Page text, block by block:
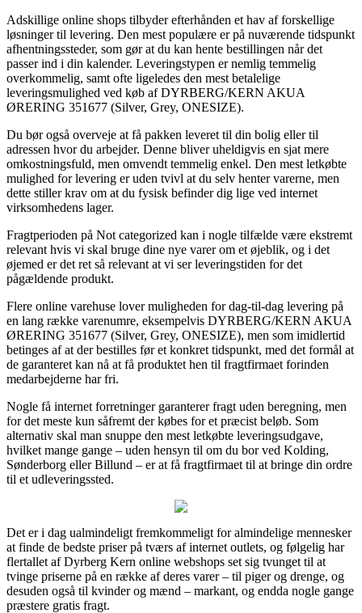
Adskillige online shops tilbyder efterhånden et hav af forskellige
løsninger til levering. Den mest populære er på nuværende tidspunkt
afhentningssteder, som gør at du kan hente bestillingen når det
passer ind i din kalender. Leveringstypen er nemlig temmelig
overkommelig, samt ofte ligeledes den mest betalelige
leveringsmulighed ved køb af DYRBERG/KERN AKUA
ØRERING 351677 (Silver, Grey, ONESIZE).
Du bør også overveje at få pakken leveret til din bolig eller til
adressen hvor du arbejder. Denne bliver uheldigvis en sjat mere
omkostningsfuld, men omvendt temmelig enkel. Den mest letkøbte
mulighed for levering er uden tvivl at du selv henter varerne, men
dette stiller krav om at du fysisk befinder dig lige ved internet
virksomhedens lager.
Fragtperioden på Not categorized kan i nogle tilfælde være ekstremt
relevant hvis vi skal bruge dine nye varer om et øjeblik, og i det
øjemed er det ret så relevant at vi ser leveringstiden for det
pågældende produkt.
Flere online varehuse lover muligheden for dag-til-dag levering på
en lang række varenumre, eksempelvis DYRBERG/KERN AKUA
ØRERING 351677 (Silver, Grey, ONESIZE), men som imidlertid
betinges af at der bestilles før et konkret tidspunkt, med det formål at
de garanteret kan nå at få produktet hen til fragtfirmaet forinden
medarbejderne har fri.
Nogle få internet forretninger garanterer fragt uden beregning, men
for det meste kun såfremt der købes for et præcist beløb. Som
alternativ skal man snuppe den mest letkøbte leveringsudgave,
hvilket mange gange – uden hensyn til om du bor ved Kolding,
Sønderborg eller Billund – er at få fragtfirmaet til at bringe din ordre
til et udleveringssted.
Det er i dag ualmindeligt fremkommeligt for almindelige mennesker
at finde de bedste priser på tværs af internet outlets, og følgelig har
flertallet af Dyrberg Kern online webshops set sig tvunget til at
tvinge priserne på en række af deres varer – til piger og drenge, og
desuden også til kvinder og mænd – markant, og endda nogle gange
præstere gratis fragt.